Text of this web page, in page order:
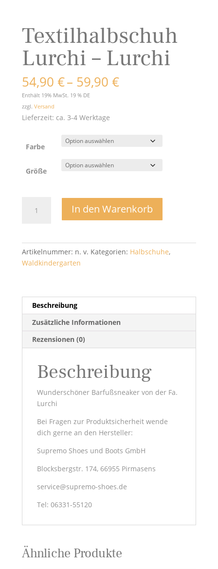
Textilhalbschuh
Lurchi – Lurchi
54,90 €– 59,90 €Preisspanne:
54,90 €
Enthält 19% MwSt. 19 % DE
zzgl. Versand
Lieferzeit: ca. 3-4 Werktage
Farbe
Größe
Lurchi
Menge
In den Warenkorb
Artikelnummer: n. v. Kategorien: Halbschuhe,
Waldkindergarten
Beschreibung
Zusätzliche Informationen
Rezensionen (0)
Beschreibung
Wunderschöner Barfußsneaker von der Fa.
Lurchi
Bei Fragen zur Produktsicherheit wende
dich gerne an den Hersteller:
Supremo Shoes und Boots GmbH
Blocksbergstr. 174, 66955 Pirmasens
service@supremo-shoes.de
Tel: 06331-55120
Ähnliche Produkte